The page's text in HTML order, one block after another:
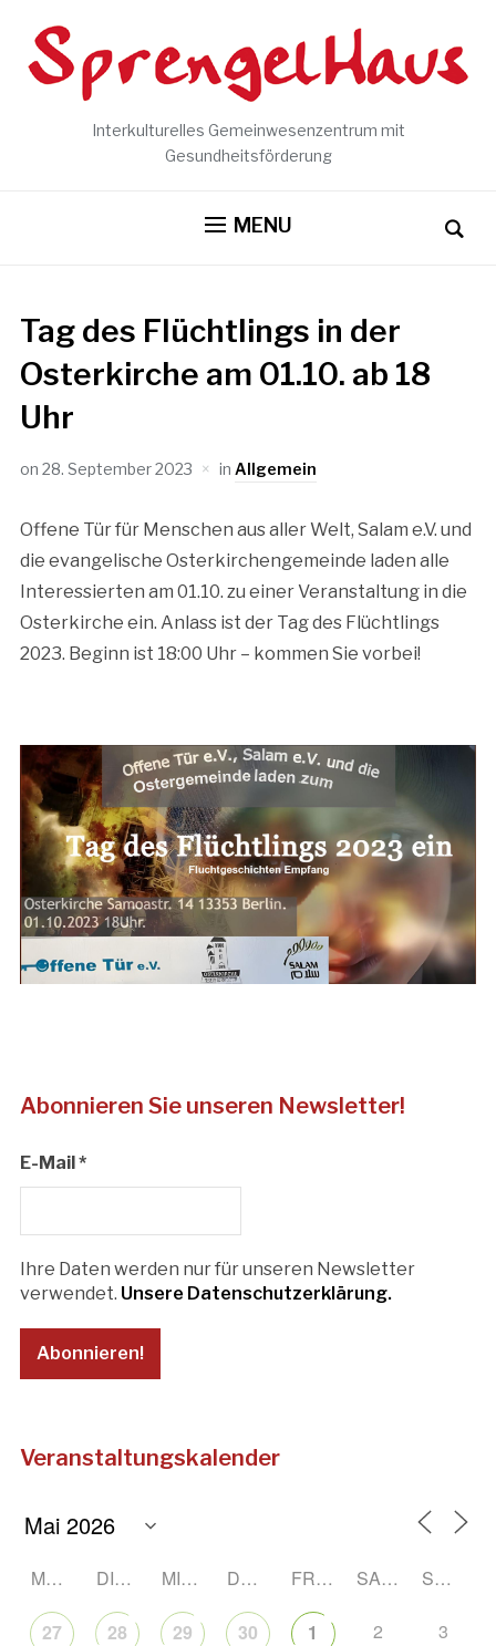
Interkulturelles Gemeinwesenzentrum mit
Gesundheitsförderung
MENU
Tag des Flüchtlings in der
Osterkirche am 01.10. ab 18
Uhr
on 28. September 2023 in Allgemein
Offene Tür für Menschen aus aller Welt, Salam e.V. und
die evangelische Osterkirchengemeinde laden alle
Interessierten am 01.10. zu einer Veranstaltung in die
Osterkirche ein. Anlass ist der Tag des Flüchtlings
2023. Beginn ist 18:00 Uhr – kommen Sie vorbei!
Abonnieren Sie unseren Newsletter!
E-Mail *
Ihre Daten werden nur für unseren Newsletter
verwendet. Unsere Datenschutzerklärung.
Veranstaltungskalender
MONTAG DIENSTAG MITTWOCH DONNERSTAG FREITAG SAMSTAG SONNTAG
27 28 29 30 1 2 3